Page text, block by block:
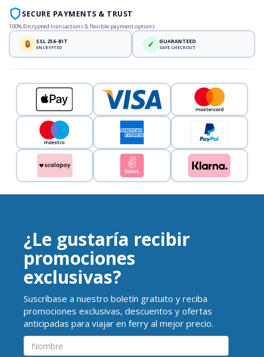
SECURE PAYMENTS & TRUST
100% Encrypted transactions & flexible payment options
🔒 SSL 256-BIT
ENCRYPTED ✓ GUARANTEED
SAFE CHECKOUT
¿Le gustaría recibir
promociones
exclusivas?
Suscríbase a nuestro boletín gratuito y reciba
promociones exclusivas, descuentos y ofertas
anticipadas para viajar en ferry al mejor precio.